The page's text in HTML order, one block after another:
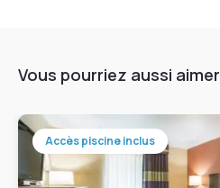
Vous pourriez aussi aimer
Accès piscine inclus